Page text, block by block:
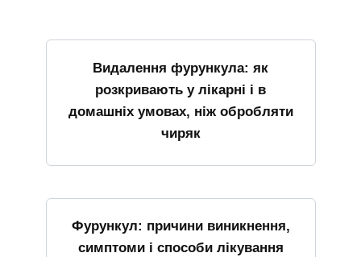
Видалення фурункула: як
розкривають у лікарні і в
домашніх умовах, ніж обробляти
чиряк
Фурункул: причини виникнення,
симптоми і способи лікування